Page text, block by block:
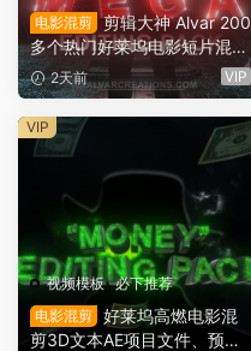
电影混剪 剪辑大神 Alvar 200
多个热门好莱坞电影短片混剪
AE预设+音效+教程 AlvarCre
ations – MEGA Editing Pack
（16166）
2天前 VIP
视频模板·必下推荐
电影混剪 好莱坞高燃电影混
剪3D文本AE项目文件、预
VIP